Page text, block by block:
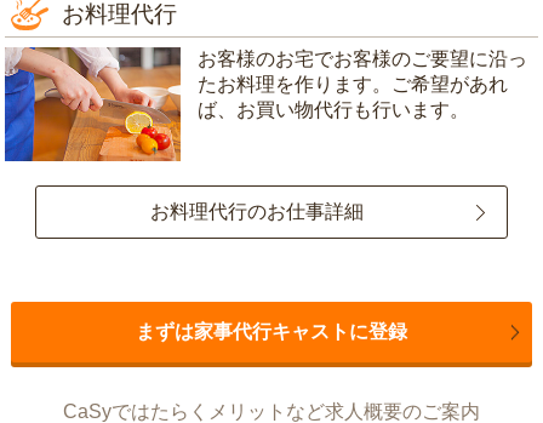
お料理代行
お客様のお宅でお客様のご要望に沿っ
たお料理を作ります。ご希望があれ
ば、お買い物代行も行います。
お料理代行のお仕事詳細
まずは家事代行キャストに登録
CaSyではたらくメリットなど求人概要のご案内